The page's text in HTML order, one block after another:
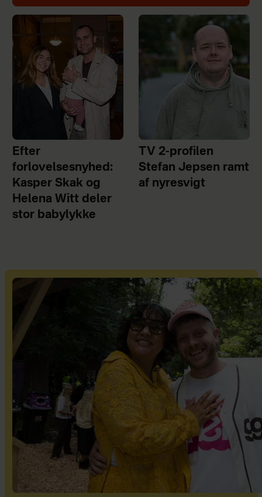
Efter
forlovelsesnyhed:
Kasper Skak og
Helena Witt deler
stor babylykke
TV 2-profilen
Stefan Jepsen ramt
af nyresvigt